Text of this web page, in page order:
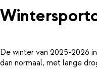
De winter van 2025-2026
dan normaal, met lange